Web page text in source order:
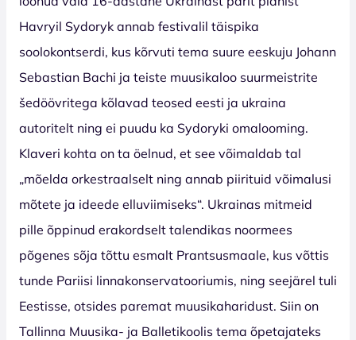
Havryil Sydoryk annab festivalil täispika
soolokontserdi, kus kõrvuti tema suure eeskuju Johann
Sebastian Bachi ja teiste muusikaloo suurmeistrite
šedöövritega kõlavad teosed eesti ja ukraina
autoritelt ning ei puudu ka Sydoryki omalooming.
Klaveri kohta on ta öelnud, et see võimaldab tal
„mõelda orkestraalselt ning annab piirituid võimalusi
mõtete ja ideede elluviimiseks“. Ukrainas mitmeid
pille õppinud erakordselt talendikas noormees
põgenes sõja tõttu esmalt Prantsusmaale, kus võttis
tunde Pariisi linnakonservatooriumis, ning seejärel tuli
Eestisse, otsides paremat muusikaharidust. Siin on
Tallinna Muusika- ja Balletikoolis tema õpetajateks